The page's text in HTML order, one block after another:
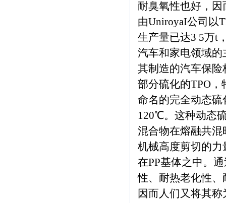
耐臭氧性也好，因
由UniroyaI公司以
生产量已达3 5万t
汽车和家电领域
其制造的汽车保险
部分硫化的TPO，
命名的完全动态硫
120℃。这种动态
混合物在熔融共
机械高度剪切的
在PP基体之中。
性、耐热老化性
因而人们又将其